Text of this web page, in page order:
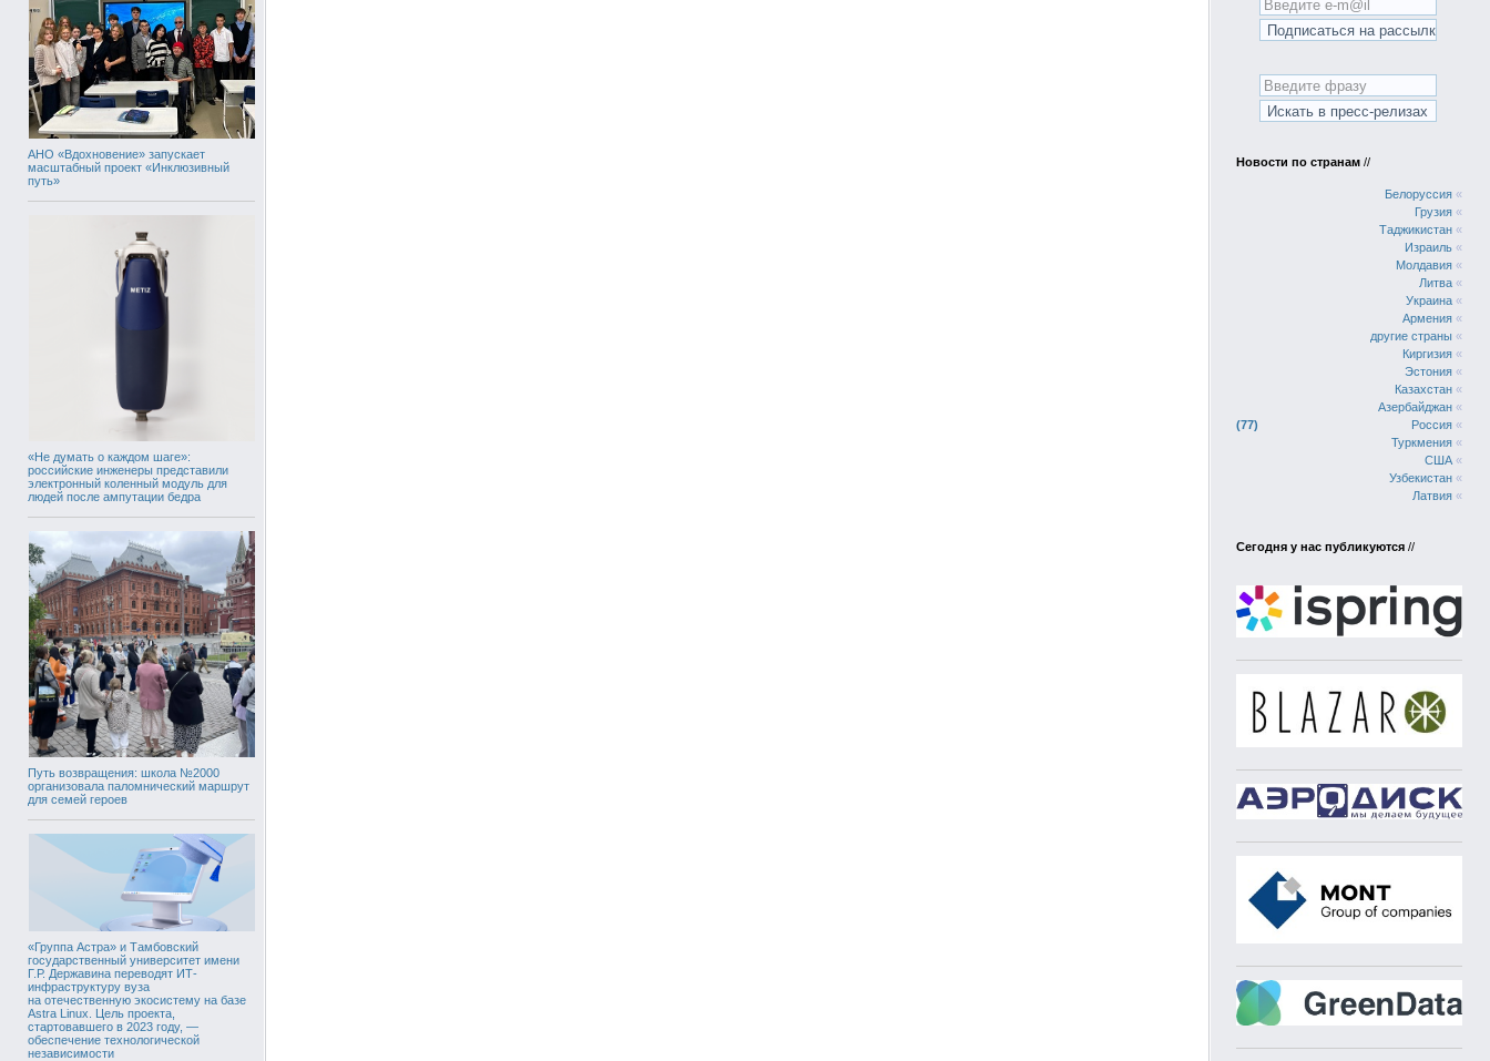
АНО «Вдохновение» запускает
масштабный проект «Инклюзивный
путь»
«Не думать о каждом шаге»:
российские инженеры представили
электронный коленный модуль для
людей после ампутации бедра
Путь возвращения: школа №2000
организовала паломнический маршрут
для семей героев
«Группа Астра» и Тамбовский
государственный университет имени
Г.Р. Державина переводят ИТ-
инфраструктуру вуза
на отечественную экосистему на базе
Astra Linux. Цель проекта,
стартовавшего в 2023 году, —
обеспечение технологической
независимости
Новости по странам //
Белоруссия «
Грузия «
Таджикистан «
Израиль «
Молдавия «
Литва «
Украина «
Армения «
другие страны «
Киргизия «
Эстония «
Казахстан «
Азербайджан «
77
Россия «
Туркмения «
США «
Узбекистан «
Латвия «
Сегодня у нас публикуются //